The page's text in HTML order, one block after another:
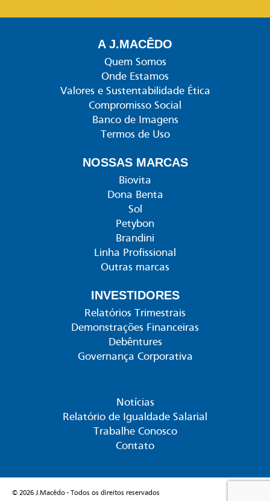
A J.MACÊDO
Quem Somos
Onde Estamos
Valores e Sustentabilidade Ética
Compromisso Social
Banco de Imagens
Termos de Uso
NOSSAS MARCAS
Biovita
Dona Benta
Sol
Petybon
Brandini
Linha Profissional
Outras marcas
INVESTIDORES
Relatórios Trimestrais
Demonstrações Financeiras
Debêntures
Governança Corporativa
Notícias
Relatório de Igualdade Salarial
Trabalhe Conosco
Contato
© 2026 J.Macêdo - Todos os direitos reservados